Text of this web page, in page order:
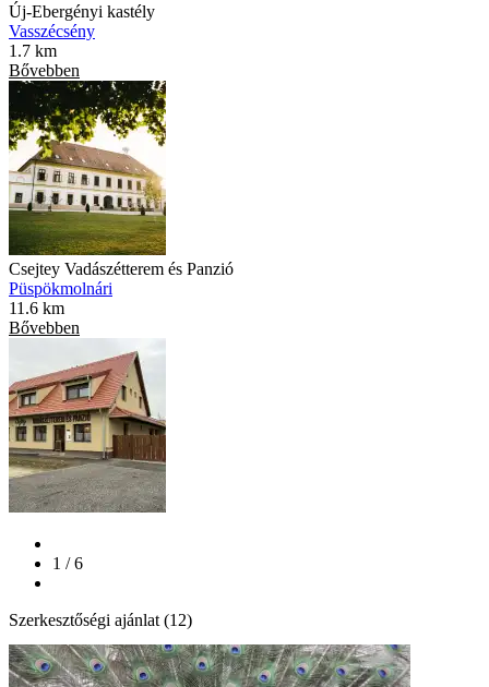
Új-Ebergényi kastély
Vasszécsény
1.7 km
Bővebben
Csejtey Vadászétterem és Panzió
Püspökmolnári
11.6 km
Bővebben
1 / 6
Szerkesztőségi ajánlat (12)